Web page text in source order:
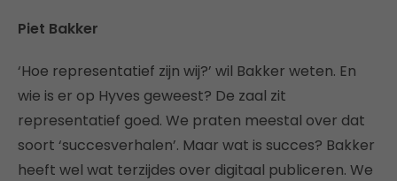
Piet Bakker
‘Hoe representatief zijn wij?’ wil Bakker weten. En
wie is er op Hyves geweest? De zaal zit
representatief goed. We praten meestal over dat
soort ‘succesverhalen’. Maar wat is succes? Bakker
heeft wel wat terzijdes over digitaal publiceren. We